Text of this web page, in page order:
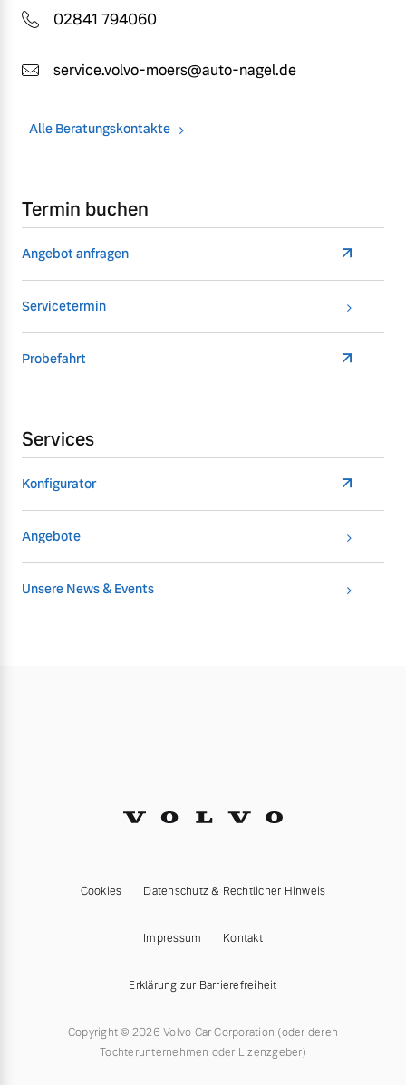
02841 794060
service.volvo-moers@auto-nagel.de
Alle Beratungskontakte
Termin buchen
Angebot anfragen
Servicetermin
Probefahrt
Services
Konfigurator
Angebote
Unsere News & Events
Cookies Datenschutz & Rechtlicher Hinweis
Impressum Kontakt
Erklärung zur Barrierefreiheit
Copyright © 2026 Volvo Car Corporation (oder deren
Tochterunternehmen oder Lizenzgeber)